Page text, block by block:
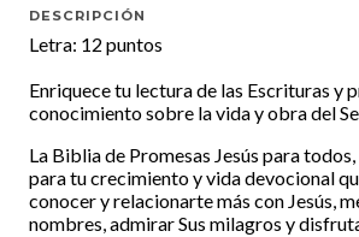
DESCRIPCIÓN
Letra: 12 puntos
Enriquece tu lectura de las Escrituras y
conocimiento sobre la vida y obra del
La Biblia de Promesas Jesús para
para tu crecimiento y vida devocional
conocer y relacionarte más con Jesús,
nombres, admirar Sus milagros y